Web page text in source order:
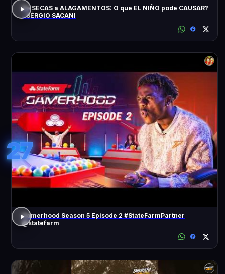
De SECAS a ALAGAMENTOS: O que EL NIÑO pode CAUSAR?
- SÉRGIO SACANI
27
Gamerhood Season 5 Episode 2 #StateFarmPartner
@statefarm